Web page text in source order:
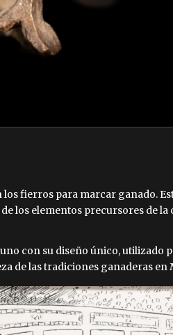
fierros para marcar ganado.
los elementos precursores de la
con su diseño único, utilizado
de las tradiciones ganaderas en